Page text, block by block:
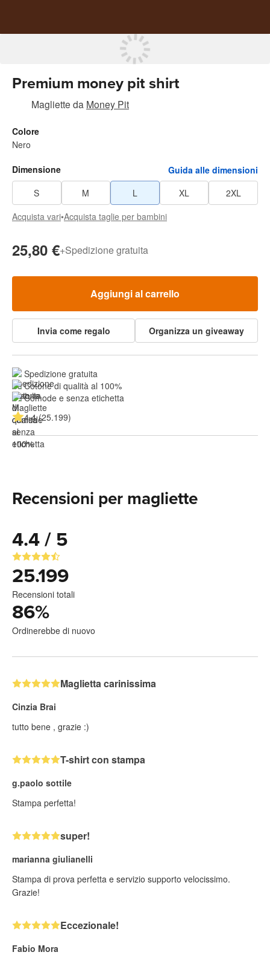
Premium money pit shirt
Magliette da Money Pit
Colore
Nero
Dimensione
Guida alle dimensioni
S
M L XL
2XL
Acquista vari•Acquista taglie per bambini
25,80 €+Spedizione gratuita
Aggiungi al carrello
Invia come regalo Organizza un giveaway
Spedizione gratuita
Cotone di qualità al 100%
Comode e senza etichetta
4.4 (25.199)
Recensioni per magliette
4.4 / 5
25.199
Recensioni totali
86%
Ordinerebbe di nuovo
Maglietta carinissima
Cinzia Brai
tutto bene , grazie :)
T-shirt con stampa
g.paolo sottile
Stampa perfetta!
super!
marianna giulianelli
Stampa di prova perfetta e servizio supporto velocissimo.
Grazie!
Eccezionale!
Fabio Mora